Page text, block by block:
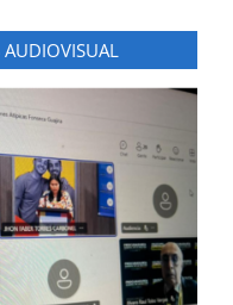
AUDIOVISUAL